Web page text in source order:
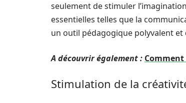
seulement de stimuler
essentielles telles que la
un outil pédagogique polyvalent et
A découvrir également :
Stimulation de la